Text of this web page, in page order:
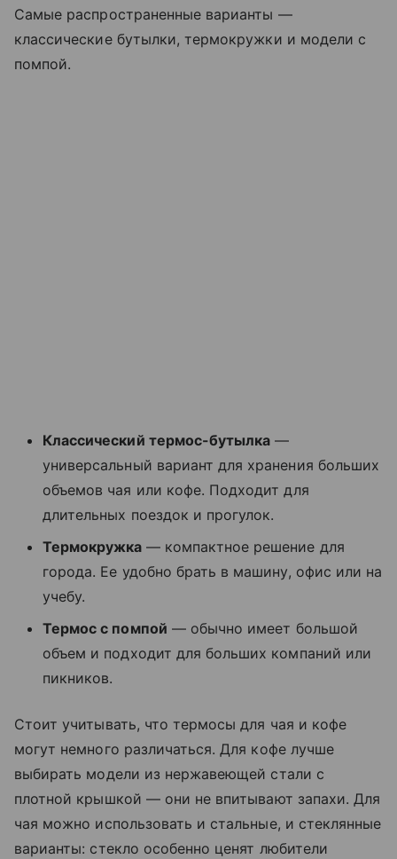
Самые распространенные варианты —
классические бутылки, термокружки и модели с
помпой.
Классический термос-бутылка —
универсальный вариант для хранения больших
объемов чая или кофе. Подходит для
длительных поездок и прогулок.
Термокружка — компактное решение для
города. Ее удобно брать в машину, офис или на
учебу.
Термос с помпой — обычно имеет большой
объем и подходит для больших компаний или
пикников.
Стоит учитывать, что термосы для чая и кофе
могут немного различаться. Для кофе лучше
выбирать модели из нержавеющей стали с
плотной крышкой — они не впитывают запахи. Для
чая можно использовать и стальные, и стеклянные
варианты: стекло особенно ценят любители